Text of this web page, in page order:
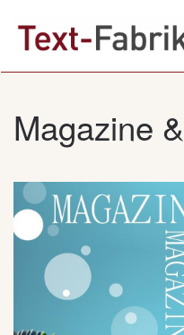
Zum Hauptinhalt
Magazine